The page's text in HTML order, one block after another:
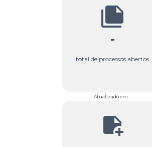
-
total de processos abertos
Atualizado em: -